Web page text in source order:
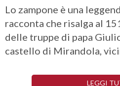
Lo zampone è una
racconta che risalga al
delle truppe di papa
castello di Mirandola,
LEGGI